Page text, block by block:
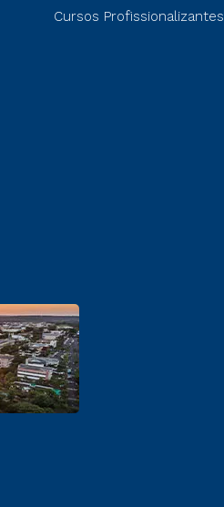
Cursos Profissionalizantes